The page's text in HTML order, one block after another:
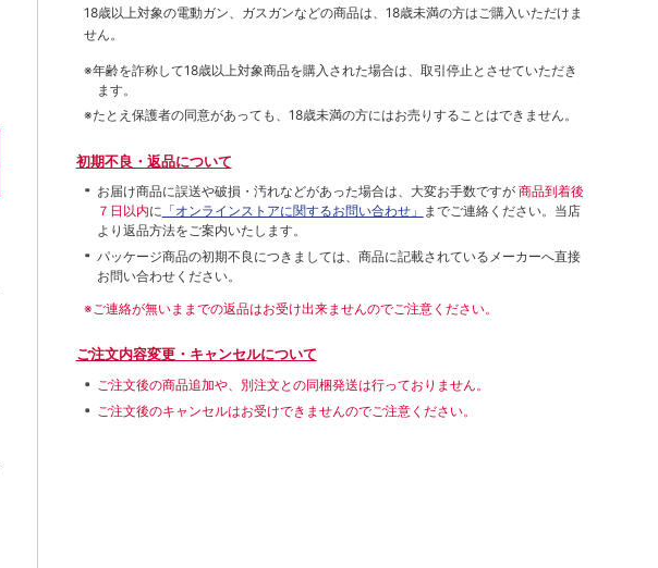
18歳以上対象の電動ガン、ガスガンなどの商品は、18歳未満の方はご購入いただけま
せん。
※年齢を詐称して18歳以上対象商品を購入された場合は、取引停止とさせていただき
ます。
※たとえ保護者の同意があっても、18歳未満の方にはお売りすることはできません。
初期不良・返品について
お届け商品に誤送や破損・汚れなどがあった場合は、大変お手数ですが 商品到着後
７日以内に 「オンラインストアに関するお問い合わせ」 までご連絡ください。当店
より返品方法をご案内いたします。
パッケージ商品の初期不良につきましては、商品に記載されているメーカーへ直接
お問い合わせください。
※ご連絡が無いままでの返品はお受け出来ませんのでご注意ください。
ご注文内容変更・キャンセルについて
ご注文後の商品追加や、別注文との同梱発送は行っておりません。
ご注文後のキャンセルはお受けできませんのでご注意ください。